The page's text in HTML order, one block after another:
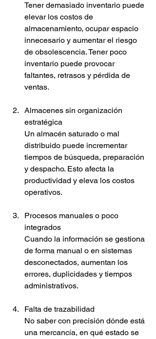
Tener demasiado inventario puede
elevar los costos de
almacenamiento, ocupar espacio
innecesario y aumentar el riesgo
de obsolescencia. Tener poco
inventario puede provocar
faltantes, retrasos y pérdida de
ventas.
Almacenes sin organización
estratégica
Un almacén saturado o mal
distribuido puede incrementar
tiempos de búsqueda, preparación
y despacho. Esto afecta la
productividad y eleva los costos
operativos.
Procesos manuales o poco
integrados
Cuando la información se gestiona
de forma manual o en sistemas
desconectados, aumentan los
errores, duplicidades y tiempos
administrativos.
Falta de trazabilidad
No saber con precisión dónde está
una mercancía, en qué estado se